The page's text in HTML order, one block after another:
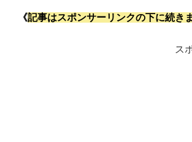
《記事はスポンサーリンクの下に続きま
ス